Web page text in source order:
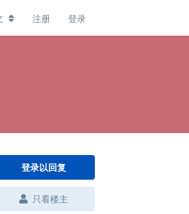
注册 登录
登录以回复
只看楼主